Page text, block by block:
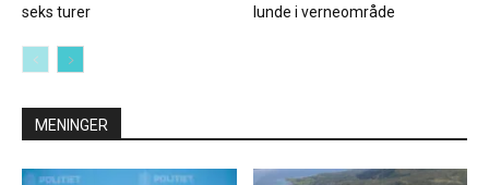
seks turer
lunde i verneområde
MENINGER